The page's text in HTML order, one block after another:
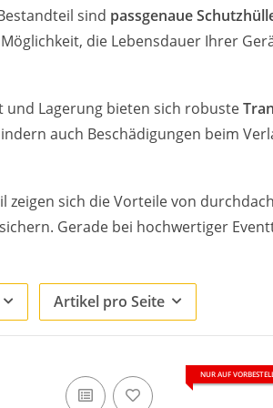
sind passgenaue
die Lebensdauer Ihrer
und Lagerung bieten sich robuste
auch Beschädigungen beim
zeigen sich die Vorteile von
Gerade bei hochwertiger
Artikel pro Seite
NUR AUF